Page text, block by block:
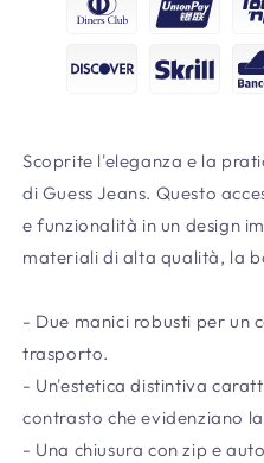
Scoprite l'eleganza e la
di Guess Jeans. Questo
e funzionalità in un design
materiali di alta qualità, la
- Due manici robusti per un
trasporto.
- Un'estetica distintiva
contrasto che evidenziano
- Una chiusura con zip e